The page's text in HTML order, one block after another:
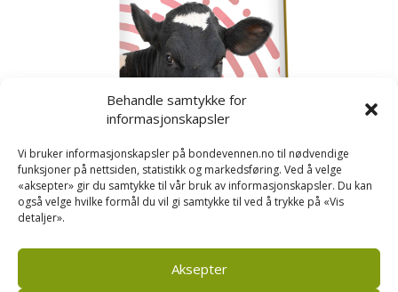
Behandle samtykke for
informasjonskapsler
Vi bruker informasjonskapsler på bondevennen.no til nødvendige
funksjoner på nettsiden, statistikk og markedsføring. Ved å velge
«aksepter» gir du samtykke til vår bruk av informasjonskapsler. Du kan
også velge hvilke formål du vil gi samtykke til ved å trykke på «Vis
detaljer».
Aksepter
Kusignal
om kusignal i eit eige hefte.